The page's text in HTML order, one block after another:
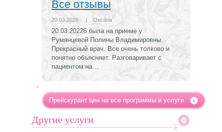
Все отзывы
20.03.2026 | Оксана
20.03.20226 была на приеме у
Румянцевой Полины Владимировны.
Прекрасный врач. Все очень толково и
понятно объясняет. Разговаривает с
пациентом на…
Прейскурант цен на все программы и услуги
Другие услуги